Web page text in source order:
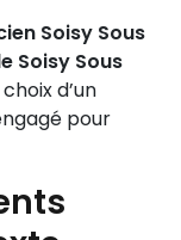
Soisy Sous
Soisy Sous
d’un
pour